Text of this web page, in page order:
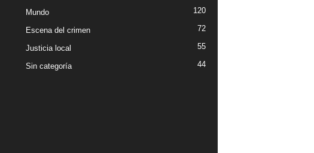
Mundo 120
Escena del crimen 72
Justicia local 55
Sin categoría 44